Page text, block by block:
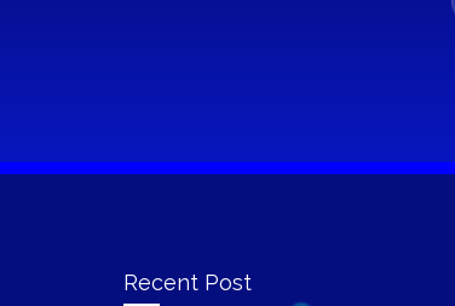
Recent Post